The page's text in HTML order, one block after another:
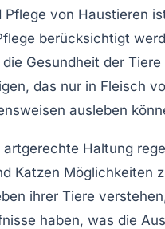
Pflege von Haustieren
berücksichtigt
Gesundheit der
das nur in Fleisch
ausleben
artgerechte Haltung
Katzen Möglichkeiten
ihrer Tiere
haben, was die